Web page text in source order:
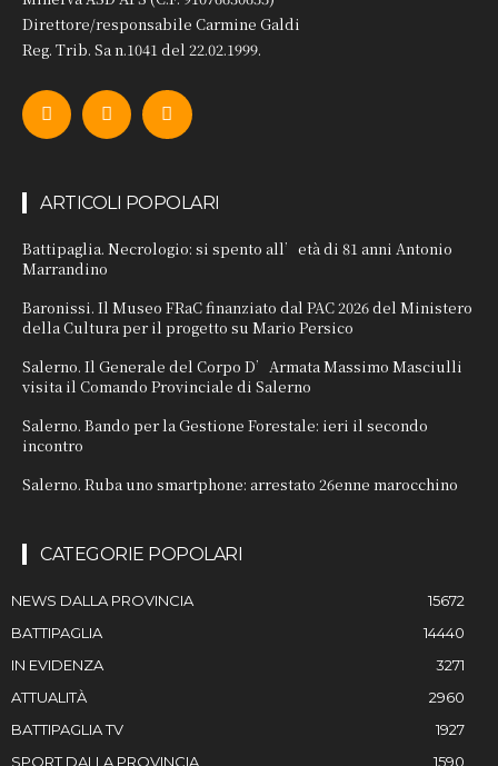
Direttore/responsabile Carmine Galdi
Reg. Trib. Sa n.1041 del 22.02.1999.
ARTICOLI POPOLARI
Battipaglia. Necrologio: si spento all’età di 81 anni Antonio
Marrandino
Baronissi. Il Museo FRaC finanziato dal PAC 2026 del Ministero
della Cultura per il progetto su Mario Persico
Salerno. Il Generale del Corpo D’Armata Massimo Masciulli
visita il Comando Provinciale di Salerno
Salerno. Bando per la Gestione Forestale: ieri il secondo
incontro
Salerno. Ruba uno smartphone: arrestato 26enne marocchino
CATEGORIE POPOLARI
NEWS DALLA PROVINCIA
15672
BATTIPAGLIA
14440
IN EVIDENZA
3271
ATTUALITÀ
2960
BATTIPAGLIA TV
1927
SPORT DALLA PROVINCIA
1590